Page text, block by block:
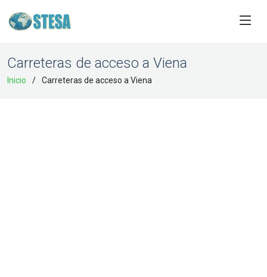
Carreteras de acceso a Viena
Inicio Carreteras de acceso a Viena